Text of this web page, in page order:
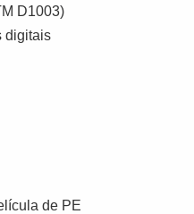
D1003)
digitais
de PE